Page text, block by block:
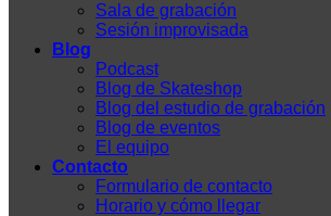
Sala de grabación
Sesión improvisada
Blog
Podcast
Blog de Skateshop
Blog del estudio de grabación
Blog de eventos
El equipo
Contacto
Formulario de contacto
Horario y cómo llegar